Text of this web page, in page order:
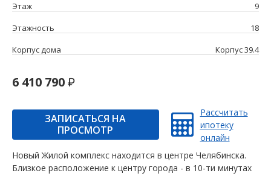
Этаж
9
Этажность
18
Корпус дома
Корпус 39.4
6 410 790
ЗАПИСАТЬСЯ НА
ПРОСМОТР
Рассчитать
ипотеку
онлайн
Новый Жилой комплекс находится в центре Челябинска.
Близкое расположение к центру города - в 10-ти минутах